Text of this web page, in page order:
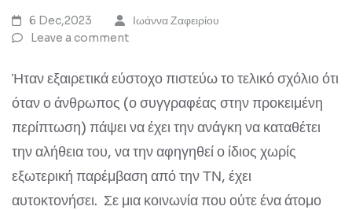
6 Dec,2023
Ιωάννα Ζαφειρίου
Leave a comment
Ήταν εξαιρετικά εύστοχο πιστεύω το τελικό σχόλιο ότι
όταν ο άνθρωπος (ο συγγραφέας στην προκειμένη
περίπτωση) πάψει να έχει την ανάγκη να καταθέτει
την αλήθεια του, να την αφηγηθεί ο ίδιος χωρίς
εξωτερική παρέμβαση από την ΤΝ, έχει
αυτοκτονήσει. Σε μια κοινωνία που ούτε ένα άτομο